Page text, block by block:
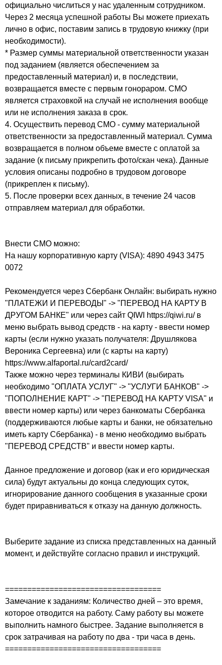
официально числиться у нас удаленным сотрудником.
Через 2 месяца успешной работы Вы можете приехать
лично в офис, поставим запись в трудовую книжку (при
необходимости).
* Размер суммы материальной ответственности указан
под заданием (является обеспечением за
предоставленный материал) и, в последствии,
возвращается вместе с первым гонораром. СМО
является страховкой на случай не исполнения вообще
или не исполнения заказа в срок.
4. Осуществить перевод СМО - сумму материальной
ответственности за предоставленный материал. Сумма
возвращается в полном объеме вместе с оплатой за
задание (к письму прикрепить фото/скан чека). Данные
условия описаны подробно в трудовом договоре
(прикреплен к письму).
5. После проверки всех данных, в течение 24 часов
отправляем материал для обработки.
Внести СМО можно:
На нашу корпоративную карту (VISA): 4890 4943 3475
0072
Рекомендуется через Сбербанк Онлайн: выбирать нужно
"ПЛАТЕЖИ И ПЕРЕВОДЫ" -> "ПЕРЕВОД НА КАРТУ В
ДРУГОМ БАНКЕ" или через сайт QIWI https://qiwi.ru/ в
меню выбрать вывод средств - на карту - ввести номер
карты (если нужно указать получателя: Друшлякова
Вероника Сергеевна) или (с карты на карту)
https://www.alfaportal.ru/card2card/
Также можно через терминалы КИВИ (выбирать
необходимо "ОПЛАТА УСЛУГ" -> "УСЛУГИ БАНКОВ" ->
"ПОПОЛНЕНИЕ КАРТ" -> "ПЕРЕВОД НА КАРТУ VISA" и
ввести номер карты) или через банкоматы Сбербанка
(поддерживаются любые карты и банки, не обязательно
иметь карту Сбербанка) - в меню необходимо выбрать
"ПЕРЕВОД СРЕДСТВ" и ввести номер карты.
Данное предложение и договор (как и его юридическая
сила) будут актуальны до конца следующих суток,
игнорирование данного сообщения в указанные сроки
будет приравниваться к отказу на данную должность.
Выберите задание из списка представленных на данный
момент, и действуйте согласно правил и инструкций.
===================================
Замечание к заданиям: Количество дней – это время,
которое отводится на работу. Саму работу вы можете
выполнить намного быстрее. Задание выполняется в
срок затрачивая на работу по два - три часа в день.
===================================